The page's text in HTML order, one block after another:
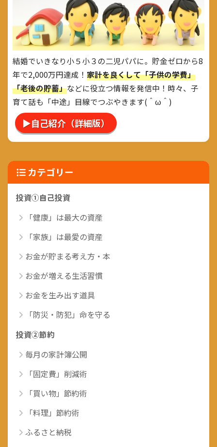
結婚でいきなり小５小３の二児パパに。貯金ゼロから8
年で2,000万円達成！ 家計を良くして「子供の学費」
「老後の貯蓄」などに役立つ情報を発信中！時々、子
育て話も「中途」目線でつぶやきます(＾ω＾)
▶自己紹介（詳細版）
カテゴリー
投資①自己投資
「健康」は最大の資産
「家族」は最愛の資産
お金が貯まる考え方・本
お金が増える生活習慣
お金を生み出す道具
「防災・防犯」命を守る
投資②節約
毎月の家計簿公開
「固定費」削減術
「買い物」節約術
「料理」節約術
ふるさと納税